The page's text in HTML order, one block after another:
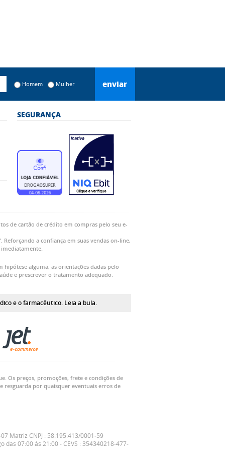
Homem Mulher enviar
SEGURANÇA
de cartão de crédito em compras pelo seu e-
a confiança em suas vendas on-line,
hipótese alguma, as orientações dadas pelo
e prescrever o tratamento adequado.
e o farmacêutico. Leia a bula.
Os preços, promoções, frete e condições de
resguarda por quaisquer eventuais erros de
Matriz CNPJ : 58.195.413/0001-59
07:00 ás 21:00 - CEVS : 354340218-477-